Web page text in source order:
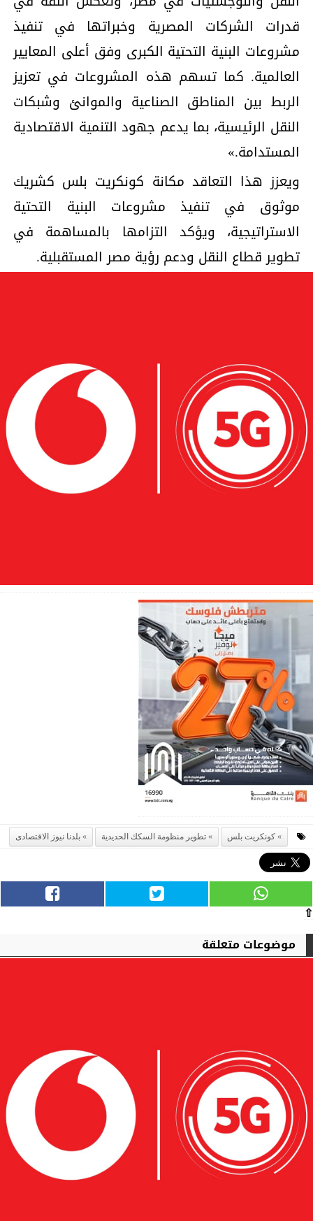
قدرات الشركات المصرية وخبراتها في تنفيذ
مشروعات البنية التحتية الكبرى وفق أعلى المعايير
العالمية. كما تسهم هذه المشروعات في تعزيز
الربط بين المناطق الصناعية والموانئ وشبكات
النقل الرئيسية، بما يدعم جهود التنمية الاقتصادية
المستدامة.»
ويعزز هذا التعاقد مكانة كونكريت بلس كشريك
موثوق في تنفيذ مشروعات البنية التحتية
الاستراتيجية، ويؤكد التزامها بالمساهمة في
تطوير قطاع النقل ودعم رؤية مصر المستقبلية.
كونكريت بلس تطوير منظومة السكك الحديدية بلدنا نيوز الاقتصادى
⇧
موضوعات متعلقة